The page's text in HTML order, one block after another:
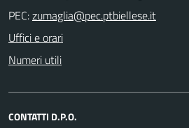
PEC:
Uffici e orari
Numeri utili
CONTATTI D.P.O.